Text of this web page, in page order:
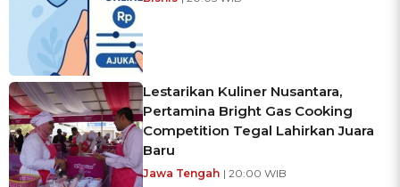
Lestarikan Kuliner Nusantara,
Pertamina Bright Gas Cooking
Competition Tegal Lahirkan Juara
Baru
Jawa Tengah | 20:00 WIB